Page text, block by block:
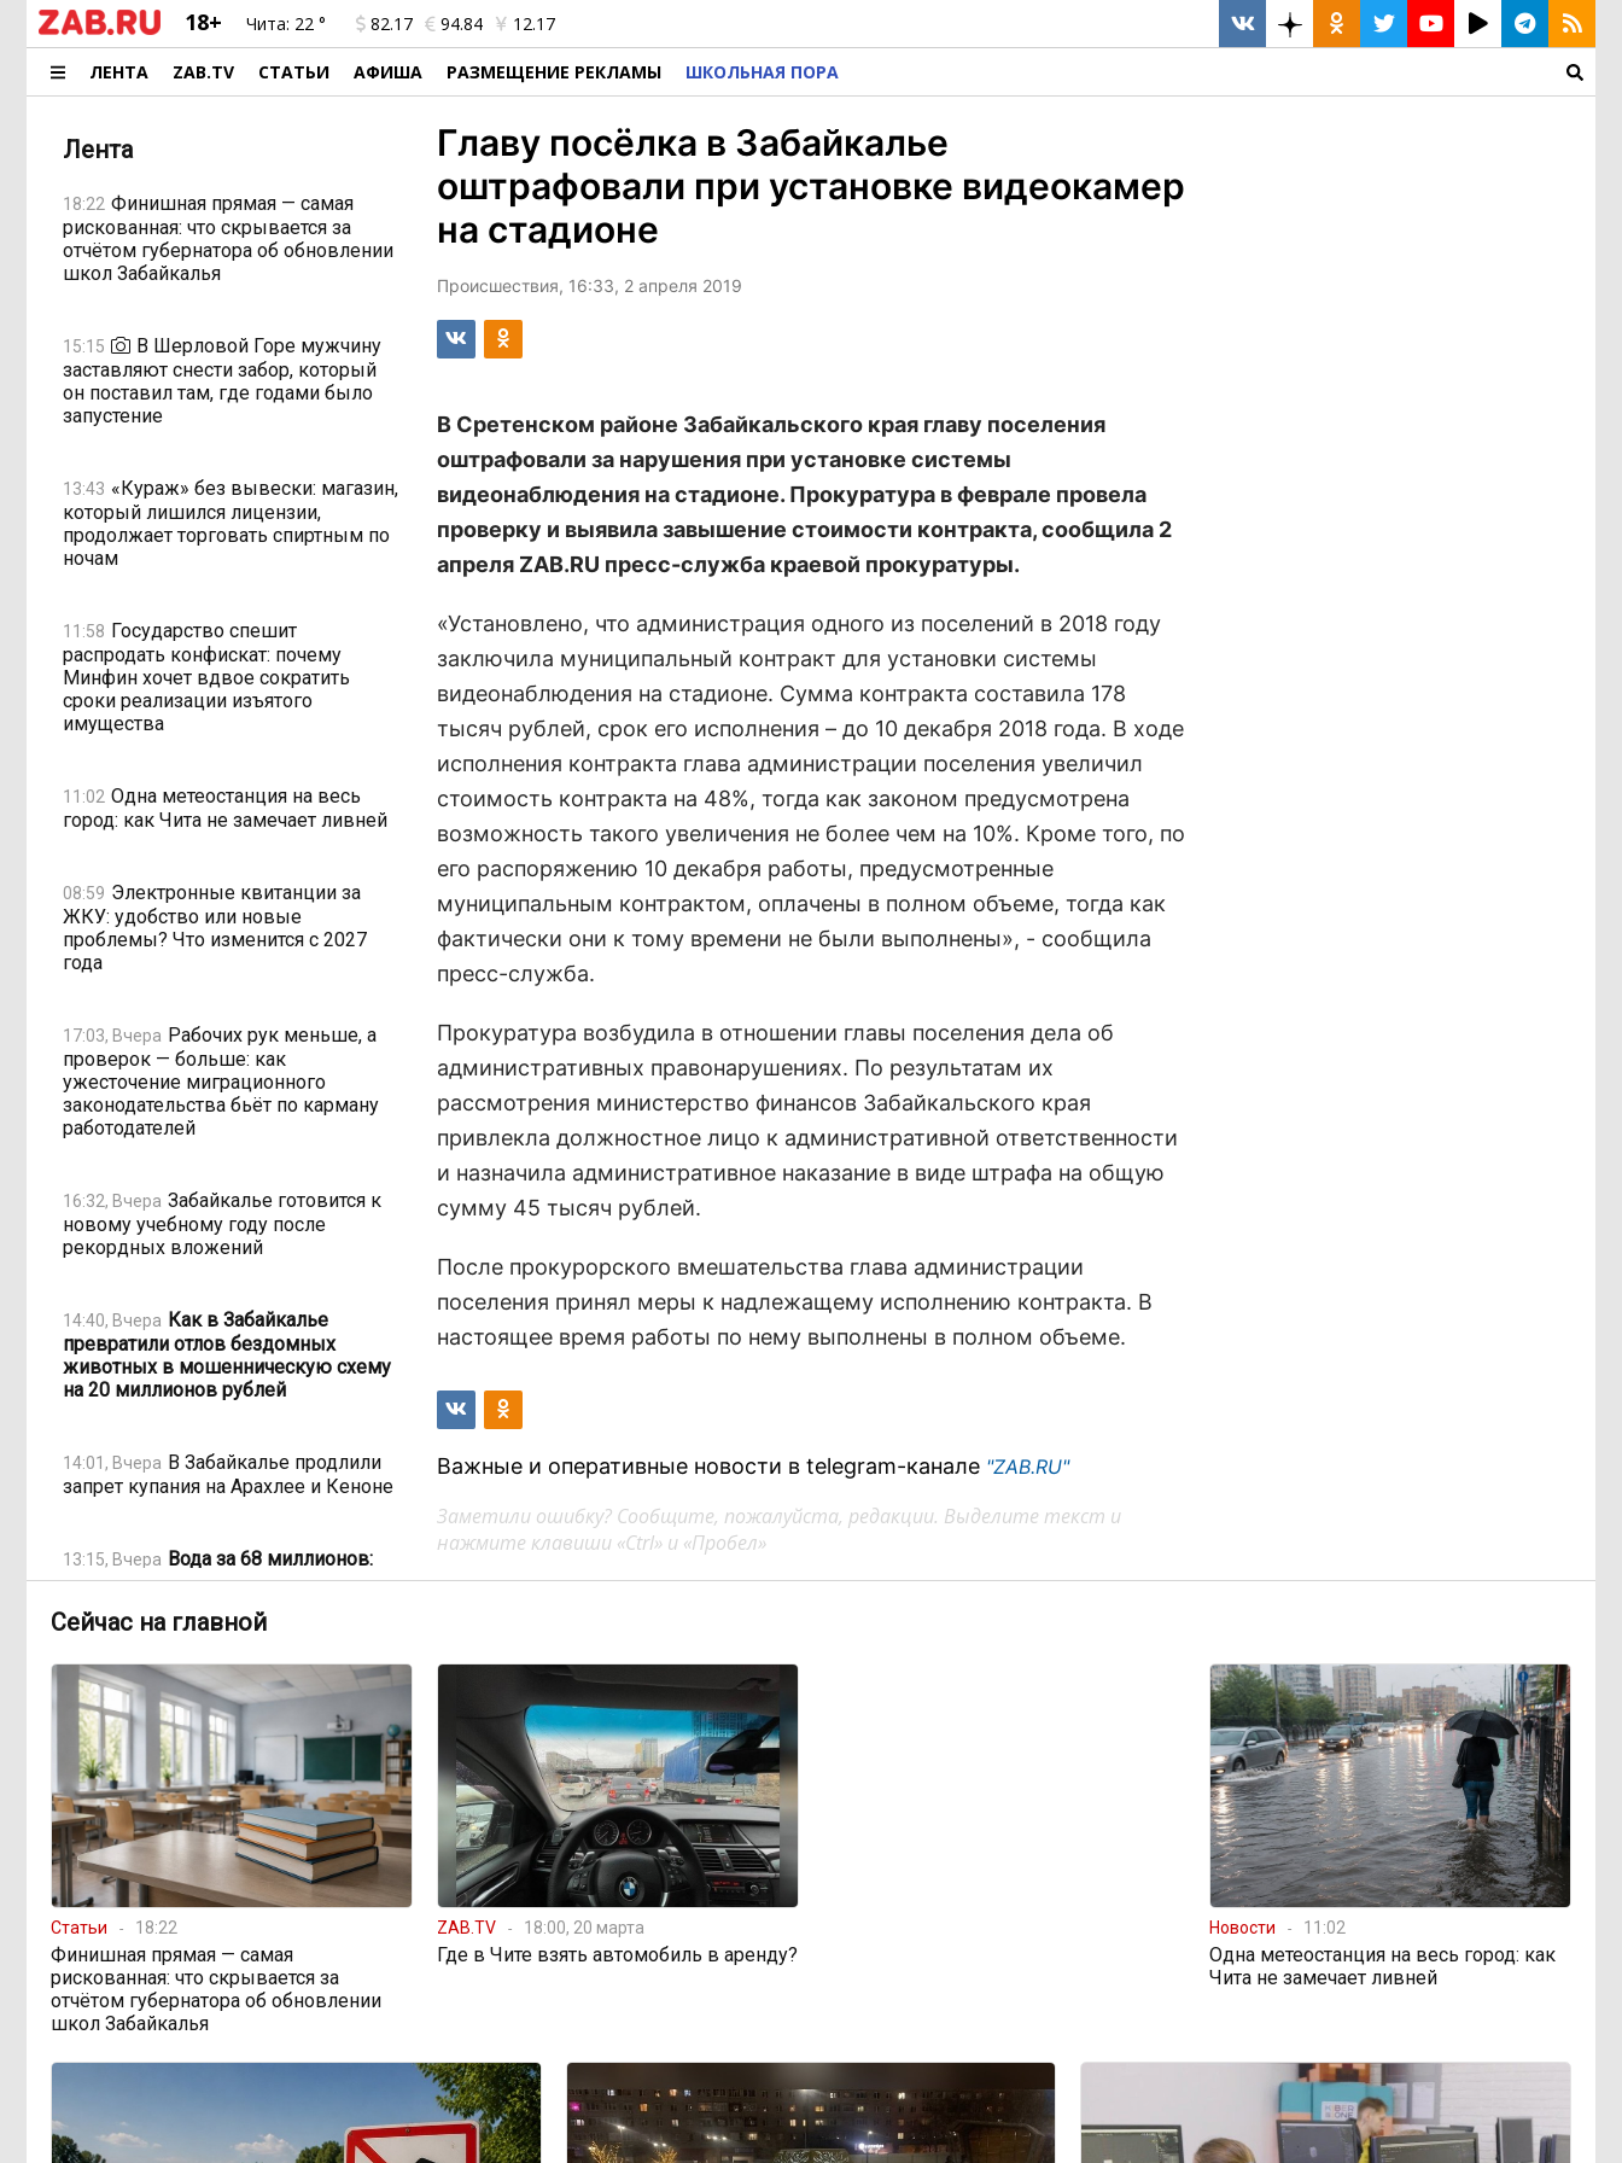
18+ Чита: 22 ° 82.17 94.84 12.17
ЛЕНТА ZAB.TV СТАТЬИ АФИША РАЗМЕЩЕНИЕ РЕКЛАМЫ ШКОЛЬНАЯ ПОРА
Лента
18:22 Финишная прямая — самая
рискованная: что скрывается за
отчётом губернатора об обновлении
школ Забайкалья
15:15
В Шерловой Горе мужчину
заставляют снести забор, который
он поставил там, где годами было
запустение
13:43 «Кураж» без вывески: магазин,
который лишился лицензии,
продолжает торговать спиртным по
ночам
11:58 Государство спешит
распродать конфискат: почему
Минфин хочет вдвое сократить
сроки реализации изъятого
имущества
11:02 Одна метеостанция на весь
город: как Чита не замечает ливней
08:59 Электронные квитанции за
ЖКУ: удобство или новые
проблемы? Что изменится с 2027
года
17:03, Вчера Рабочих рук меньше, а
проверок — больше: как
ужесточение миграционного
законодательства бьёт по карману
работодателей
16:32, Вчера Забайкалье готовится к
новому учебному году после
рекордных вложений
14:40, Вчера Как в Забайкалье
превратили отлов бездомных
животных в мошенническую схему
на 20 миллионов рублей
14:01, Вчера В Забайкалье продлили
запрет купания на Арахлее и Кеноне
13:15, Вчера Вода за 68 миллионов:
ТГК-14 заплатит государству за
пользование Кеноном и Ингодой
12:33, Вчера Этно-парк, который до
сих пор не готов, работает почти три
года: что не так с Сухотино?
11:02, Вчера От 35 до 60 процентов за
две недели: как Забайкалье
готовится к зиме
09:31, Вчера Сахар, курица и хлеб
продолжают дорожать, а статистика
рисует обратное
08:01, Вчера Забайкалье строит
дамбы раньше сроков, чтобы
18:01, 6 августа
Погодные качели в
Главу посёлка в Забайкалье
оштрафовали при установке видеокамер
на стадионе
Происшествия, 16:33, 2 апреля 2019
В Сретенском районе Забайкальского края главу поселения
оштрафовали за нарушения при установке системы
видеонаблюдения на стадионе. Прокуратура в феврале провела
проверку и выявила завышение стоимости контракта, сообщила 2
апреля ZAB.RU пресс-служба краевой прокуратуры.
«Установлено, что администрация одного из поселений в 2018 году
заключила муниципальный контракт для установки системы
видеонаблюдения на стадионе. Сумма контракта составила 178
тысяч рублей, срок его исполнения – до 10 декабря 2018 года. В ходе
исполнения контракта глава администрации поселения увеличил
стоимость контракта на 48%, тогда как законом предусмотрена
возможность такого увеличения не более чем на 10%. Кроме того, по
его распоряжению 10 декабря работы, предусмотренные
муниципальным контрактом, оплачены в полном объеме, тогда как
фактически они к тому времени не были выполнены», - сообщила
пресс-служба.
Прокуратура возбудила в отношении главы поселения дела об
административных правонарушениях. По результатам их
рассмотрения министерство финансов Забайкальского края
привлекла должностное лицо к административной ответственности
и назначила административное наказание в виде штрафа на общую
сумму 45 тысяч рублей.
После прокурорского вмешательства глава администрации
поселения принял меры к надлежащему исполнению контракта. В
настоящее время работы по нему выполнены в полном объеме.
Важные и оперативные новости в telegram-канале "ZAB.RU"
Заметили ошибку? Сообщите, пожалуйста, редакции. Выделите текст и
нажмите клавиши «Ctrl» и «Пробел»
Сейчас на главной
Статьи 18:22
Финишная прямая — самая
рискованная: что скрывается за
отчётом губернатора об обновлении
школ Забайкалья
ZAB.TV 18:00, 20 марта
Где в Чите взять автомобиль в аренду?
Новости 11:02
Одна метеостанция на весь город: как
Чита не замечает ливней